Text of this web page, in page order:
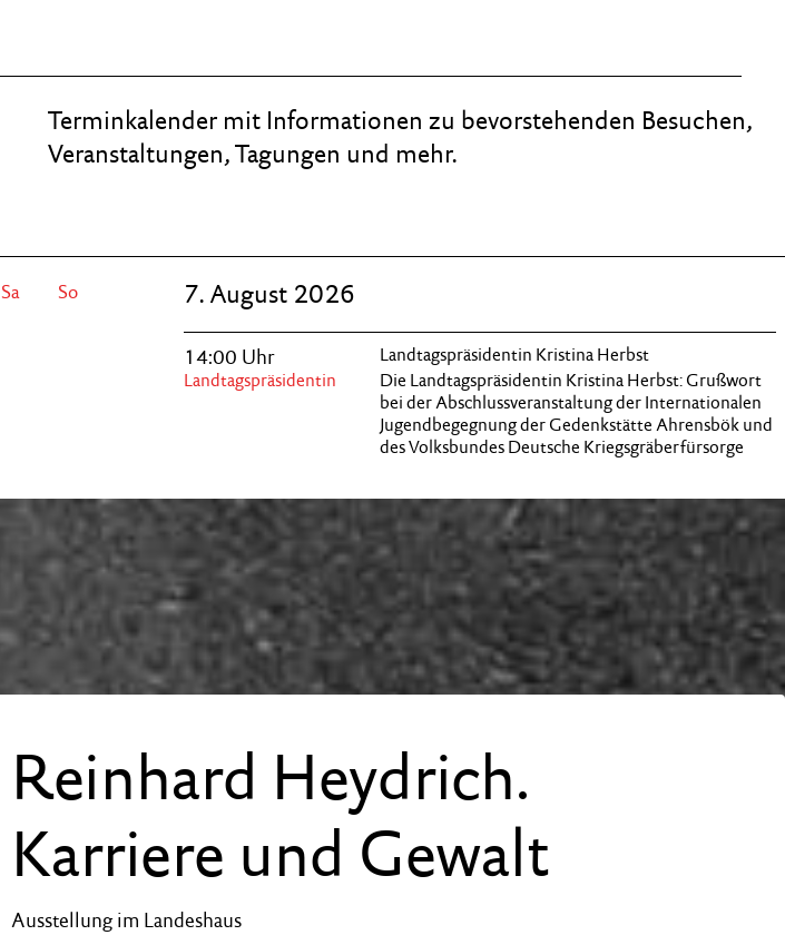
Terminkalender mit Informationen zu bevorstehenden Besuchen,
Veranstaltungen, Tagungen und mehr.
Sa So
22
30
7. August 2026
14:00 Uhr
Landtagspräsidentin
Landtagspräsidentin Kristina Herbst
Die Landtagspräsidentin Kristina Herbst: Grußwort
bei der Abschlussveranstaltung der Internationalen
Jugendbegegnung der Gedenkstätte Ahrensbök und
des Volksbundes Deutsche Kriegsgräberfürsorge
Reinhard Heydrich.
Karriere und Gewalt
Ausstellung im Landeshaus